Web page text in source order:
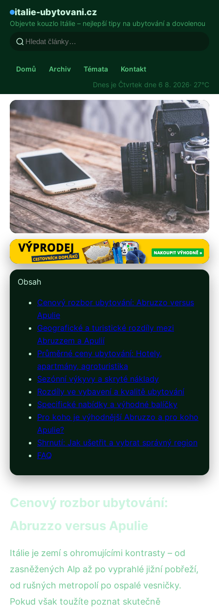
italie-ubytovani.cz
Objevte kouzlo Itálie – nejlepší tipy na ubytování a dovolenou
Domů Archiv Témata
Kontakt
Dnes je Čtvrtek dne 6 8. 2026· 27°C
italie-ubytovani.cz
Porovnání cen ubytování:
Abruzzo vs. Apulie pro rok
2024
15. 3. 2026· 9 min čtení · Autor: Kristián Novotný
Obsah
Cenový rozbor ubytování: Abruzzo versus
Apulie
Geografické a turistické rozdíly mezi
Abruzzem a Apulií
Průměrné ceny ubytování: Hotely,
apartmány, agroturistika
Sezónní výkyvy a skryté náklady
Rozdíly ve vybavení a kvalitě ubytování
Specifické nabídky a výhodné balíčky
Pro koho je výhodnější Abruzzo a pro koho
Apulie?
Shrnutí: Jak ušetřit a vybrat správný region
FAQ
Cenový rozbor ubytování:
Abruzzo versus Apulie
Itálie je zemí s ohromujícími kontrasty – od
zasněžených Alp až po vyprahlé jižní pobřeží,
od rušných metropolí po ospalé vesničky.
Pokud však toužíte poznat skutečně